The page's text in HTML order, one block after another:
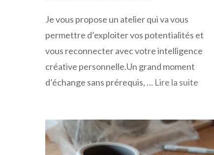
Je vous propose un atelier qui va vous
permettre d’exploiter vos potentialités et
vous reconnecter avec votre intelligence
créative personnelle.Un grand moment
d’échange sans prérequis, … Lire la suite